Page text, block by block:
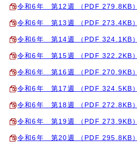
令和6年 第12週 （PDF 279.8KB）
令和6年 第13週 （PDF 273.4KB）
令和6年 第14週 （PDF 324.1KB）
令和6年 第15週 （PDF 322.2KB）
令和6年 第16週 （PDF 270.9KB）
令和6年 第17週 （PDF 324.5KB）
令和6年 第18週 （PDF 272.8KB）
令和6年 第19週 （PDF 273.9KB）
令和6年 第20週 （PDF 295.8KB）